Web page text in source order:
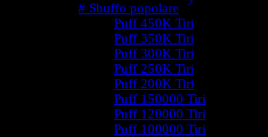
# Sbuffo popolare
Puff 450K Tiri
Puff 350K Tiri
Puff 300K Tiri
Puff 250K Tiri
Puff 200K Tiri
Puff 150000 Tiri
Puff 120000 Tiri
Puff 100000 Tiri